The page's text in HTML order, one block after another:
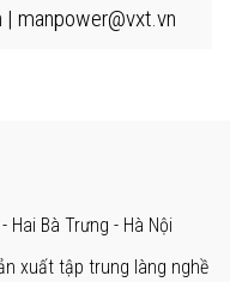
manpower@vxt.vn
Hai Bà Trưng - Hà Nội
xuất tập trung làng nghề